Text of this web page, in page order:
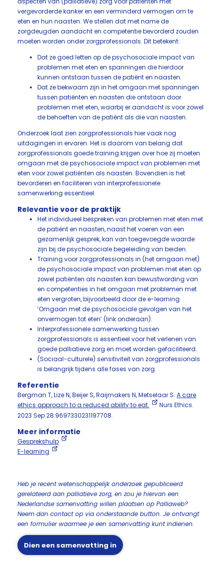
vergevorderde kanker en een verminderd vermogen om te
eten en hun naasten. We stellen dat met name de
zorgdeugden aandacht en competentie bevorderd zouden
moeten worden onder zorgprofessionals. Dit betekent:
Dat ze goed letten op de psychosociale impact van
problemen met eten en spanningen die hierdoor
kunnen ontstaan tussen de patiënt en naasten.
Dat ze bekwaam zijn in het omgaan met spanningen
tussen patiënten en naasten die ontstaan door
problemen met eten, waarbij er aandacht is voor zowel
de behoeften van de patiënt als die van naasten.
Onderzoek laat zien zorgprofessionals hier vaak nog
uitdagingen in ervaren. Het is daarom van belang dat
zorgprofessionals goede training krijgen over hoe zij moeten
omgaan met de psychosociale impact van problemen met
eten voor zowel patiënten als naasten. Bovendien is het
bevorderen en faciliteren van interprofessionele
samenwerking essentieel.
Relevantie voor de praktijk
Het individueel bespreken van problemen met eten met
de patiënt en naasten, naast het voeren van een
gezamenlijk gesprek, kan van toegevoegde waarde
zijn bij de psychosociale begeleiding van beiden.
Training voor zorgprofessionals in (het omgaan met)
de psychosociale impact van problemen met eten op
zowel patiënten als naasten kan bewustwording van
en competenties in het omgaan met problemen met
eten vergroten, bijvoorbeeld door de e-learning
‘Omgaan met de psychosociale gevolgen van het
onvermogen tot eten’ (link onderaan).
Interprofessionele samenwerking tussen
zorgprofessionals is essentieel voor het verlenen van
goede palliatieve zorg en moet worden gefaciliteerd.
(Sociaal-culturele) sensitiviteit van zorgprofessionals
is belangrijk tijdens alle fases van zorg.
Referentie
Bergman T, Lize N, Beijer S, Raijmakers N, Metselaar S. A care
ethics approach to a reduced ability to eat.
Nurs Ethics.
2023 Sep 28:9697330231197708.
Meer informatie
Gesprekshulp
E-learning
Heb je recent wetenschappelijk onderzoek gepubliceerd
gerelateerd aan palliatieve zorg, en zou je hiervan een
Nederlandse samenvatting willen plaatsen op Palliaweb?
Neem dan contact op via onderstaande button. Je ontvangt
een formulier waarmee je een samenvatting kunt indienen.
Dien een samenvatting in